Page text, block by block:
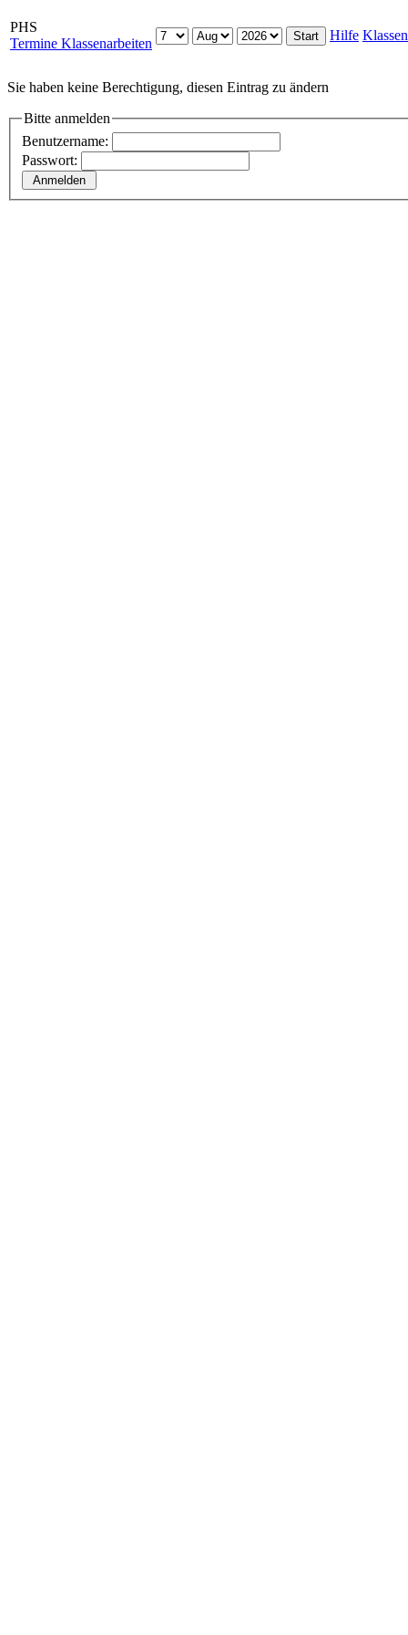
PHS
Termine Klassenarbeiten
Hilfe Klassen
Sie haben keine Berechtigung, diesen Eintrag zu ändern
Bitte anmelden
Benutzername:
Passwort: